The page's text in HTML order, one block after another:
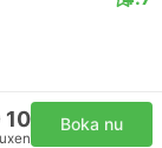
10 Boka nu